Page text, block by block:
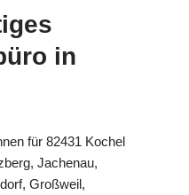
in
für 82431 Kochel
Jachenau,
Großweil,